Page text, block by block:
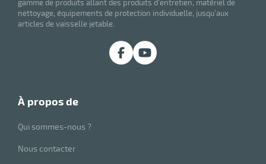
gamme de produits allant des produits d'entretien, matériel de
nettoyage, équipements de protection individuelle, jusqu'aux
articles de vaisselle jetable.
à propos de
Qui sommes-nous ?
Nous contacter